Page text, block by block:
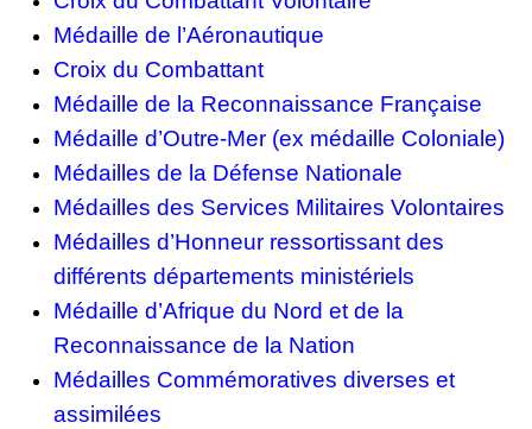
Médaille de l’Aéronautique
Croix du Combattant
Médaille de la Reconnaissance Française
Médaille d’Outre-Mer (ex médaille Coloniale)
Médailles de la Défense Nationale
Médailles des Services Militaires Volontaires
Médailles d’Honneur ressortissant des
différents départements ministériels
Médaille d’Afrique du Nord et de la
Reconnaissance de la Nation
Médailles Commémoratives diverses et
assimilées